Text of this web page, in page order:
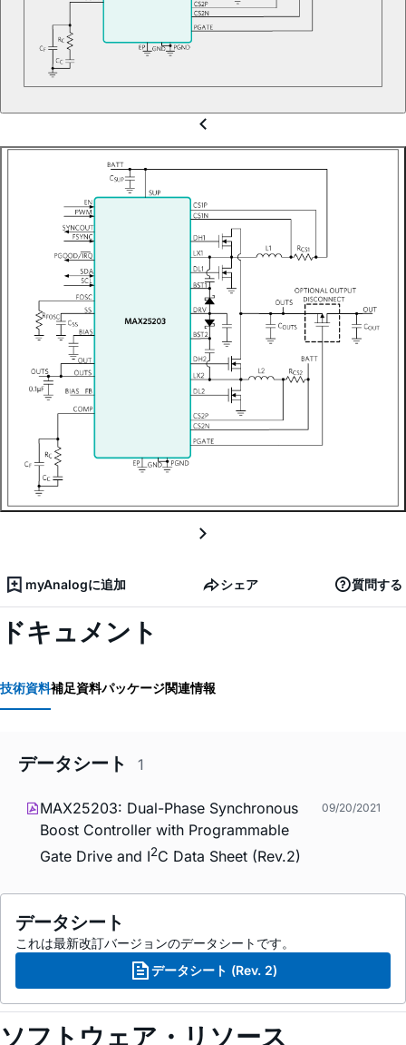
myAnalogに追加 シェア 質問する
ドキュメント
技術資料補足資料パッケージ関連情報
データシート 1
MAX25203: Dual-Phase Synchronous
Boost Controller with Programmable
Gate Drive and I2C Data Sheet (Rev.2)
09/20/2021
データシート
これは最新改訂バージョンのデータシートです。
データシート (Rev. 2)
ソフトウェア・リソース